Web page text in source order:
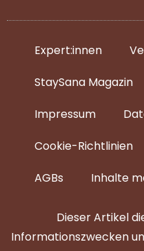
Expert:innen
StaySana Magazin​
Impressum
Cookie-Richtlinien
AGBs
Inhalte
Dieser Artikel
Informationszwecken